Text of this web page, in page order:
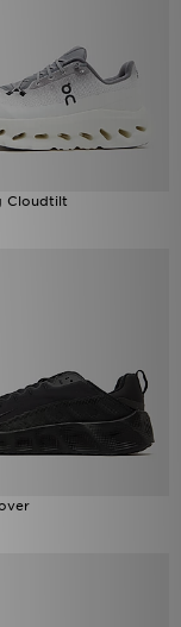
Cloudtilt